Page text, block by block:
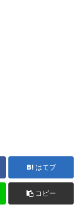
はてブ
コピー